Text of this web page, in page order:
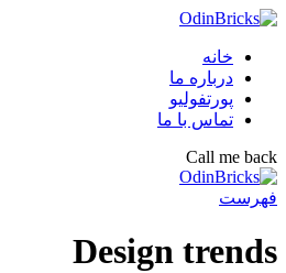
خانه
درباره ما
پورتفولیو
تماس با ما
Call me back
فهرست
Design trends